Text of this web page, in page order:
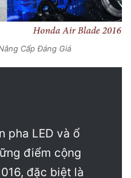
Cấp Đáng Giá
pha LED và ổ
điểm cộng
đặc biệt là